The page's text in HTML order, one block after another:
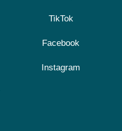
TikTok
Facebook
Instagram